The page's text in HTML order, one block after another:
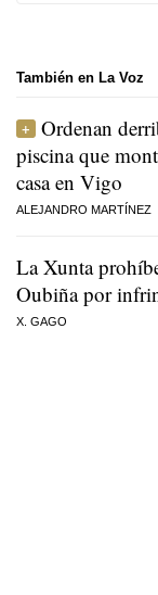
También en La Voz
Ordenan
piscina que
casa en Vigo
ALEJANDRO MARTÍNEZ
La Xunta
Oubiña por
X. GAGO